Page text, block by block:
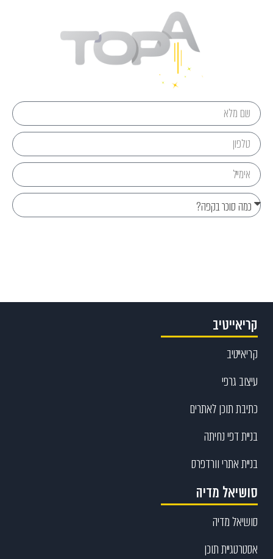
קריאייטיב
קריאייטיב
עיצוב גרפי
כתיבת תוכן לאתרים
בניית דפי נחיתה
בניית אתרי וורדפרס
סושיאל מדיה
סושיאל מדיה
אסטרטגיית תוכן